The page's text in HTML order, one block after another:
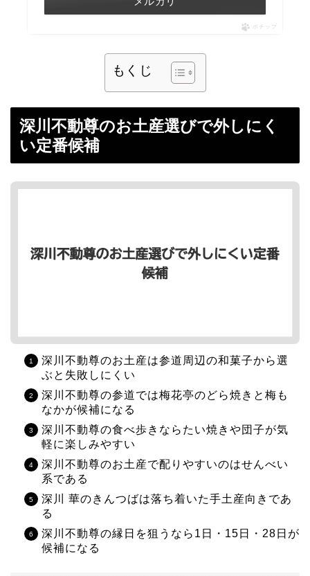
ポチップ
もくじ
深川不動尊のお土産選びで外しにく
い定番候補
深川不動尊のお土産は参道周辺の和菓子から選
ぶと失敗しにくい
深川不動尊の参道では梅花亭のどら焼きと梅も
なかが候補になる
深川不動尊の食べ歩きならたい焼きや団子が気
軽に楽しみやすい
深川不動尊のお土産で配りやすいのはせんべい
系である
深川 華のきんつばは落ち着いた手土産向きであ
る
深川不動尊の縁日を狙うなら1日・15日・28日が
候補になる